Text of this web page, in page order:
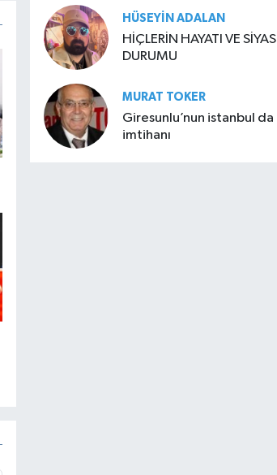
HÜSEYIN ADALAN
HİÇLERİN HAYATI VE SİYASİ
DURUMU
MURAT TOKER
Giresunlu’nun istanbul da
imtihanı